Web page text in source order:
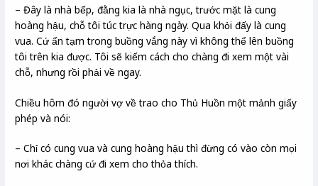
– Đây là nhà bếp, đằng kia là nhà ngục, trước mặt là cung
hoàng hậu, chỗ tôi túc trực hàng ngày. Qua khỏi đấy là cung
vua. Cứ ẩn tạm trong buồng vắng này vì không thể lên buồng
tôi trên kia được. Tôi sẽ kiếm cách cho chàng đi xem một vài
chỗ, nhưng rồi phải về ngay.
Chiều hôm đó người vợ về trao cho Thủ Huồn một mảnh giấy
phép và nói:
– Chỉ có cung vua và cung hoàng hậu thì đừng có vào còn mọi
nơi khác chàng cứ đi xem cho thỏa thích.